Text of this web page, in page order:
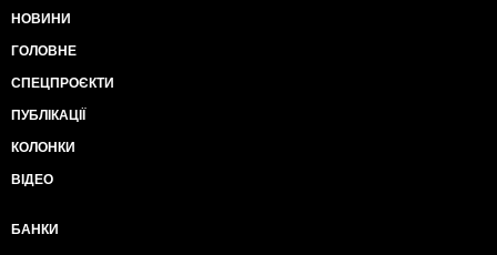
НОВИНИ
ГОЛОВНЕ
СПЕЦПРОЄКТИ
ПУБЛІКАЦІЇ
КОЛОНКИ
ВІДЕО
БАНКИ